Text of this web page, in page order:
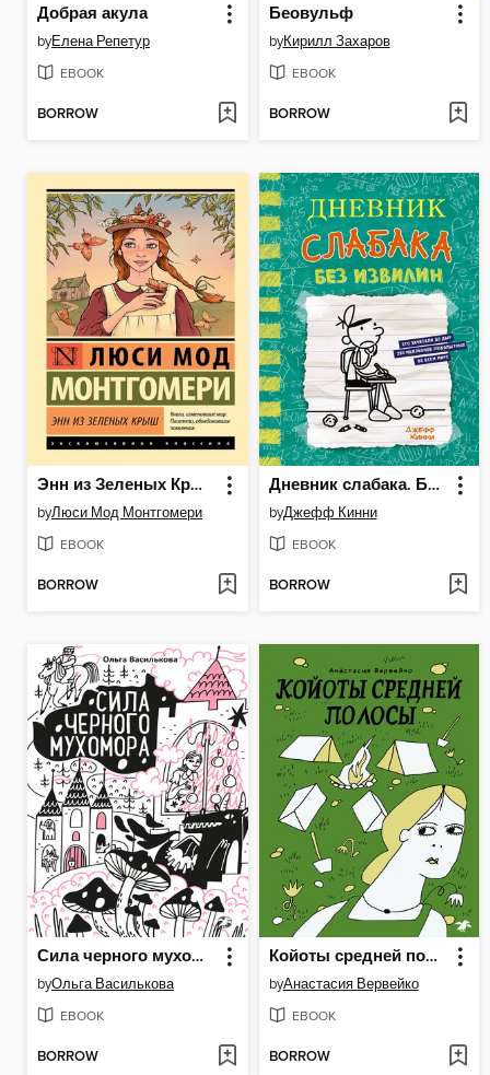
Добрая акула
byЕлена Репетур
EBOOK
BORROW
Беовульф
byКирилл Захаров
EBOOK
BORROW
Энн из Зеленых Крыш
byЛюси Мод Монтгомери
EBOOK
BORROW
Дневник слабака. Без извилин
byДжефф Кинни
EBOOK
BORROW
Сила черного мухомора
byОльга Василькова
EBOOK
BORROW
Койоты средней полосы
byАнастасия Вервейко
EBOOK
BORROW